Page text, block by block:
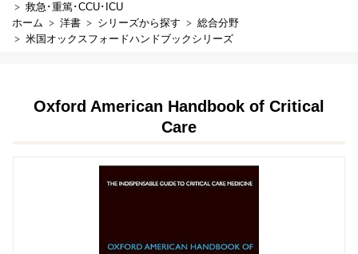
救急･重篤･CCU･ICU
ホーム
洋書 シリーズから探す
総合分野
米国オックスフォードハンドブックシリーズ
Oxford American Handbook of Critical
Care